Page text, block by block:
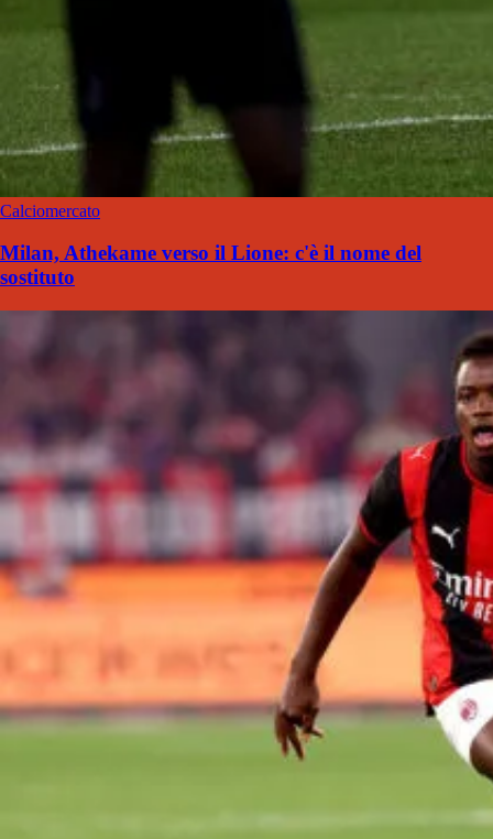
Calciomercato
Milan, Athekame verso il Lione: c'è il nome del
sostituto